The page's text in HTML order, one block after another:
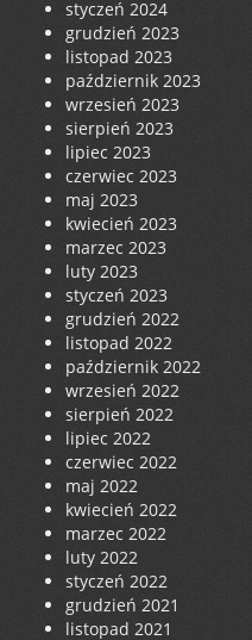
styczeń 2024
grudzień 2023
listopad 2023
październik 2023
wrzesień 2023
sierpień 2023
lipiec 2023
czerwiec 2023
maj 2023
kwiecień 2023
marzec 2023
luty 2023
styczeń 2023
grudzień 2022
listopad 2022
październik 2022
wrzesień 2022
sierpień 2022
lipiec 2022
czerwiec 2022
maj 2022
kwiecień 2022
marzec 2022
luty 2022
styczeń 2022
grudzień 2021
listopad 2021